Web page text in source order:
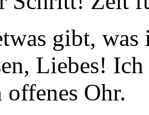
gibt,
Liebes!
Ohr.